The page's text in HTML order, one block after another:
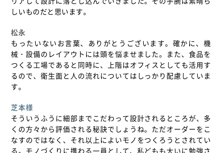
しいものだと思います。
松永
もったいないお言葉、ありがとうございます。確かに、機
械・設備のレイアウトには頭を悩ませました。また、食品を
つくる工場であると同時に、上階はオフィスとしても活用す
るので、衛生面と人の流れについてはしっかり配慮していま
す。
芝本様
そういうふうに細部までこだわって設計されるところが、多
くの方々から評価される秘訣でしょうね。ただオーダーをこ
なすのではなく、それ以上によいモノをつくろうとされてい
る。モノづくりに携わる一員として、私どもも大いに勉強さ